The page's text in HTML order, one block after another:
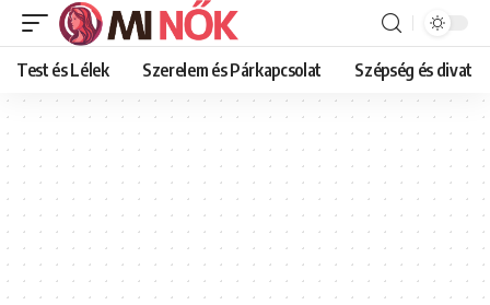
Test és Lélek Szerelem és Párkapcsolat Szépség és divat